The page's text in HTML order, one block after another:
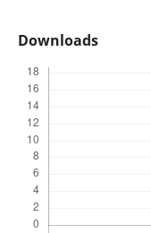
Downloads